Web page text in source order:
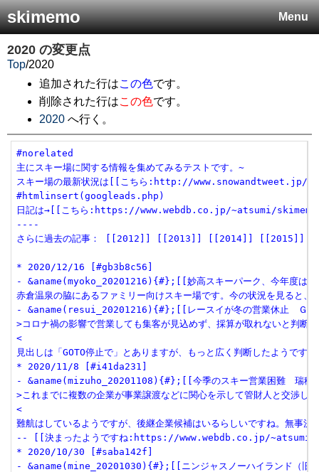
Menu
skimemo
2020 の変更点
Top/2020
追加された行はこの色です。
削除された行はこの色です。
2020 へ行く。
#norelated
主にスキー場に関する情報を集めてみるテストです。~
スキー場の最新状況は[[こちら:http://www.snowandtweet.jp/]]
#htmlinsert(googleads.php)
日記は→[[こちら:https://www.webdb.co.jp/~atsumi/skimemo/
----
さらに過去の記事： [[2012]] [[2013]] [[2014]]
* 2020/12/16 [#gb3b8c56]
- &aname(myoko_20201216){#};[[妙高スキーパーク、今年
赤倉温泉の脇にあるファミリー向けスキー場です。今の状況を見ると
- &aname(resui_20201216){#};[[レースイが冬の営業休止　
>コロナ禍の影響で営業しても集客が見込めず、採算が取れないと判断
<
見出しは「GOTO停止で」とありますが、もっと広く判断したようです
* 2020/11/8 [#i41da231]
- &aname(mizuho_20201108){#};[[今季のスキー営業困難　
>これまでに複数の企業が事業譲渡などに関心を示して管財人と交渉した
<
難航はしているようですが、後継企業候補はいるらしいですね。無事決
-- [[決まったようですね:https://www.webdb.co.jp/~atsumi/
* 2020/10/30 [#saba142f]
- &aname(mine_20201030){#};[[ニンジャスノーハイランド